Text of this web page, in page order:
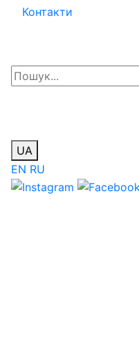
Контакти
UA
EN RU